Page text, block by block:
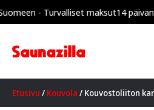
- Turvalliset maksut14 päivän
Etusivu / Kouvola / Kouvostoliiton